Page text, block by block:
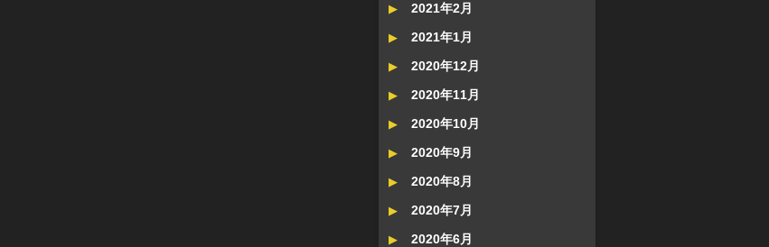
2021年2月
2021年1月
2020年12月
2020年11月
2020年10月
2020年9月
2020年8月
2020年7月
2020年6月